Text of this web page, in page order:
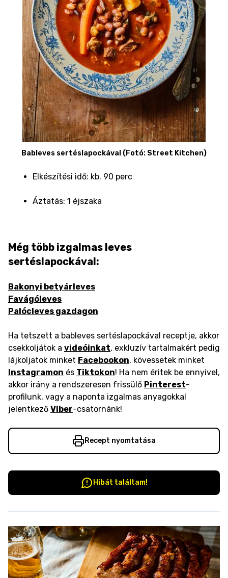
Bableves sertéslapockával (Fotó: Street Kitchen)
Elkészítési idő: kb. 90 perc
Áztatás: 1 éjszaka
Még több izgalmas leves
sertéslapockával:
Bakonyi betyárleves
Favágóleves
Palócleves gazdagon
Ha tetszett a bableves sertéslapockával receptje, akkor
csekkoljátok a videóinkat, exkluzív tartalmakért pedig
lájkoljatok minket Facebookon, kövessetek minket
Instagramon és Tiktokon! Ha nem éritek be ennyivel,
akkor irány a rendszeresen frissülő Pinterest-
profilunk, vagy a naponta izgalmas anyagokkal
jelentkező Viber-csatornánk!
Recept nyomtatása
Hibát találtam!